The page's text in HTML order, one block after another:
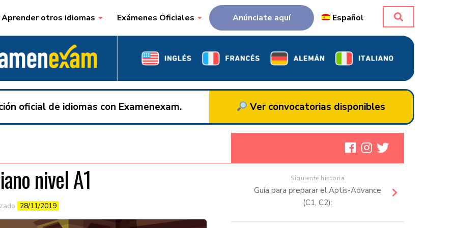
Aprender otros idiomas Exámenes Oficiales Anúnciate aquí Español
oficial de idiomas con Examenexam. Ver convocatorias disponibles
nivel A1
28/11/2019
Siguiente historia
Guía para preparar el Aptis-Advance
(C1, C2):